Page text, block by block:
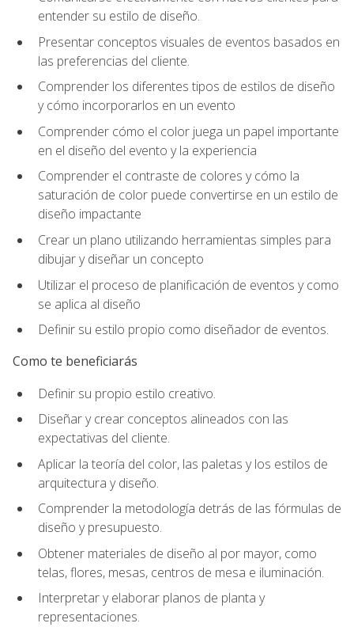
entender su estilo de diseño.
Presentar conceptos visuales de eventos basados en
las preferencias del cliente.
Comprender los diferentes tipos de estilos de diseño
y cómo incorporarlos en un evento
Comprender cómo el color juega un papel importante
en el diseño del evento y la experiencia
Comprender el contraste de colores y cómo la
saturación de color puede convertirse en un estilo de
diseño impactante
Crear un plano utilizando herramientas simples para
dibujar y diseñar un concepto
Utilizar el proceso de planificación de eventos y como
se aplica al diseño
Definir su estilo propio como diseñador de eventos.
Como te beneficiarás
Definir su propio estilo creativo.
Diseñar y crear conceptos alineados con las
expectativas del cliente.
Aplicar la teoría del color, las paletas y los estilos de
arquitectura y diseño.
Comprender la metodología detrás de las fórmulas de
diseño y presupuesto.
Obtener materiales de diseño al por mayor, como
telas, flores, mesas, centros de mesa e iluminación.
Interpretar y elaborar planos de planta y
representaciones.